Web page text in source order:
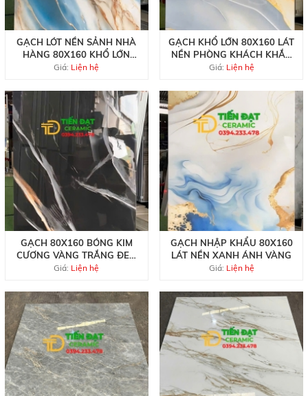
GẠCH LÓT NỀN SẢNH NHÀ
HÀNG 80X160 KHỔ LỚN
TRẮNG XANH NHŨ VÀNG
Giá: Liện hệ
GẠCH KHỔ LỚN 80X160 LÁT
NỀN PHÒNG KHÁCH KHẮC
VÀNG
Giá: Liện hệ
GẠCH 80X160 BÓNG KIM
CƯƠNG VÀNG TRẮNG ĐEN
VÁCH CẦU THANG
Giá: Liện hệ
GẠCH NHẬP KHẨU 80X160
LÁT NỀN XANH ÁNH VÀNG
Giá: Liện hệ